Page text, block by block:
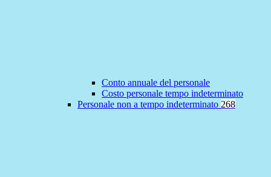
Conto annuale del personale
Costo personale tempo indeterminato
Personale non a tempo indeterminato 268